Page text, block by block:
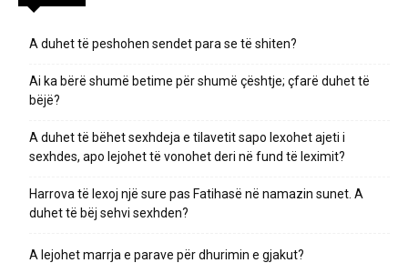
A duhet të peshohen sendet para se të shiten?
Ai ka bërë shumë betime për shumë çështje; çfarë duhet të
bëjë?
A duhet të bëhet sexhdeja e tilavetit sapo lexohet ajeti i
sexhdes, apo lejohet të vonohet deri në fund të leximit?
Harrova të lexoj një sure pas Fatihasë në namazin sunet. A
duhet të bëj sehvi sexhden?
A lejohet marrja e parave për dhurimin e gjakut?